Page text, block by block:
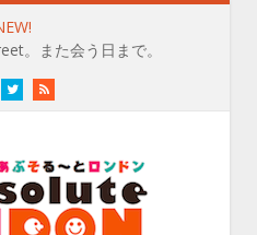
。また会う日まで。
TwitterRSS